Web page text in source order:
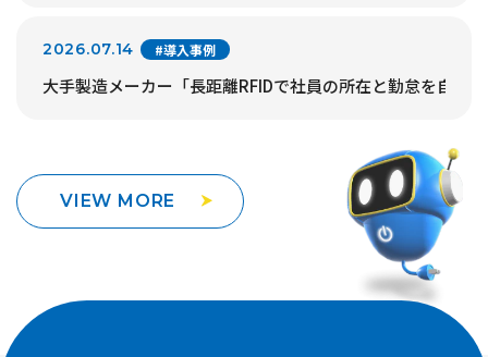
2026.07.14 #導入事例
大手製造メーカー「長距離RFIDで社員の所在と勤怠を自動
VIEW MORE